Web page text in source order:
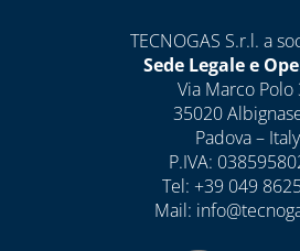
CASSETTE PER
INTERCETTAZIONE
DI GAS E ACQUA
CAPITOLO 08
ANTIGELO,
DISINCROSTANTI
TECNOGAS S.r.l. a
Sede Legale e
Via Marco Polo
35020
Padova – Italy
P.IVA:
Tel: +39 049
Mail: